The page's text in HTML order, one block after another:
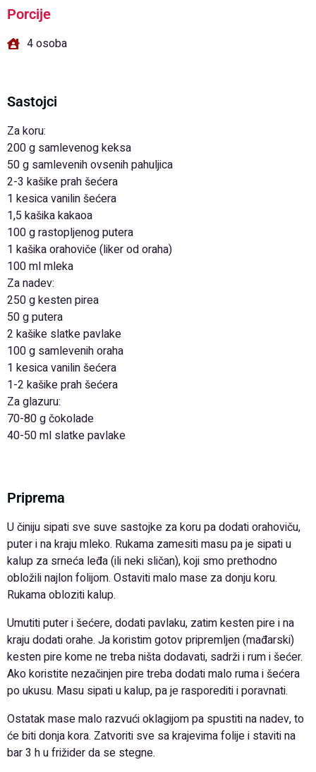
Porcije
4 osoba
Sastojci
Za koru:
200 g samlevenog keksa
50 g samlevenih ovsenih pahuljica
2-3 kašike prah šećera
1 kesica vanilin šećera
1,5 kašika kakaoa
100 g rastopljenog putera
1 kašika orahoviče (liker od oraha)
100 ml mleka
Za nadev:
250 g kesten pirea
50 g putera
2 kašike slatke pavlake
100 g samlevenih oraha
1 kesica vanilin šećera
1-2 kašike prah šećera
Za glazuru:
70-80 g čokolade
40-50 ml slatke pavlake
Priprema
U činiju sipati sve suve sastojke za koru pa dodati orahoviču,
puter i na kraju mleko. Rukama zamesiti masu pa je sipati u
kalup za srneća leđa (ili neki sličan), koji smo prethodno
obložili najlon folijom. Ostaviti malo mase za donju koru.
Rukama obloziti kalup.
Umutiti puter i šećere, dodati pavlaku, zatim kesten pire i na
kraju dodati orahe. Ja koristim gotov pripremljen (mađarski)
kesten pire kome ne treba ništa dodavati, sadrži i rum i šećer.
Ako koristite nezačinjen pire treba dodati malo ruma i šećera
po ukusu. Masu sipati u kalup, pa je rasporediti i poravnati.
Ostatak mase malo razvući oklagijom pa spustiti na nadev, to
će biti donja kora. Zatvoriti sve sa krajevima folije i staviti na
bar 3 h u frižider da se stegne.